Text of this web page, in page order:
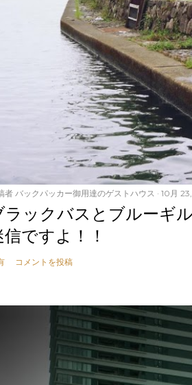
者 バックパッカー御用達のゲストハウス 10月
ラックバスとブルーギ
信ですよ！！
コメントを投稿